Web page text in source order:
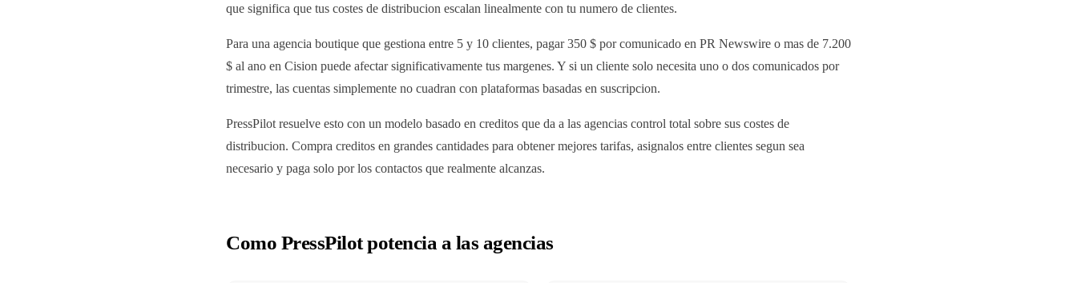
que significa que tus costes de distribucion escalan linealmente con tu numero de clientes.
Para una agencia boutique que gestiona entre 5 y 10 clientes, pagar 350 $ por comunicado en PR Newswire o mas de 7.200
$ al ano en Cision puede afectar significativamente tus margenes. Y si un cliente solo necesita uno o dos comunicados por
trimestre, las cuentas simplemente no cuadran con plataformas basadas en suscripcion.
PressPilot resuelve esto con un modelo basado en creditos que da a las agencias control total sobre sus costes de
distribucion. Compra creditos en grandes cantidades para obtener mejores tarifas, asignalos entre clientes segun sea
necesario y paga solo por los contactos que realmente alcanzas.
Como PressPilot potencia a las agencias